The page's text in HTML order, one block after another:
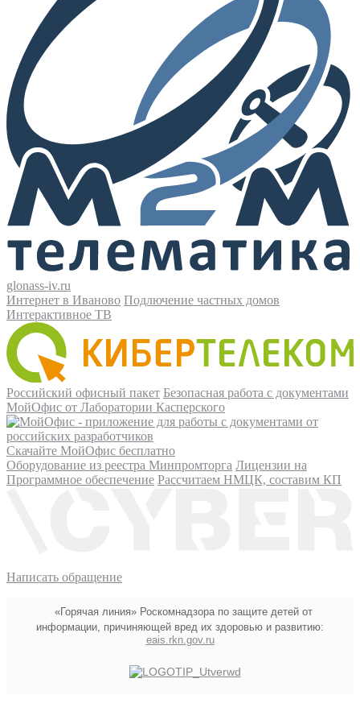
glonass-iv.ru
Интернет в Иваново Подлючение частных домов
Интерактивное ТВ
Российский офисный пакет Безопасная работа с документами
МойОфис от Лаборатории Касперского
Скачайте МойОфис бесплатно
Оборудование из реестра Минпромторга Лицензии на
Программное обеспечение Рассчитаем НМЦК, составим КП
Написать обращение
«Горячая линия» Роскомнадзора по защите детей от
информации, причиняющей вред их здоровью и развитию:
eais.rkn.gov.ru